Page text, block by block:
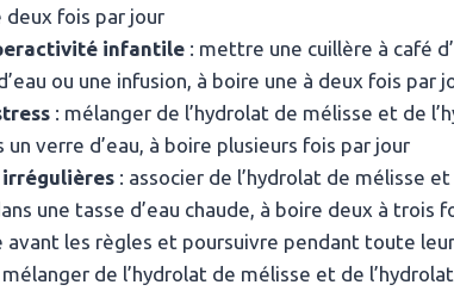
deux fois par jour
infantile : mettre une cuillère à café
ou une infusion, à boire une à deux fois par
: mélanger de l’hydrolat de mélisse et de
verre d’eau, à boire plusieurs fois par jour
irrégulières : associer de l’hydrolat de mélisse
une tasse d’eau chaude, à boire deux à trois
avant les règles et poursuivre pendant toute
mélanger de l’hydrolat de mélisse et de